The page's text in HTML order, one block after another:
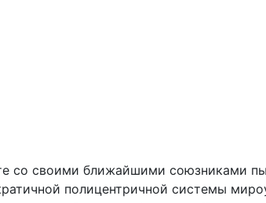
со своими ближайшими союзниками
полицентричной системы